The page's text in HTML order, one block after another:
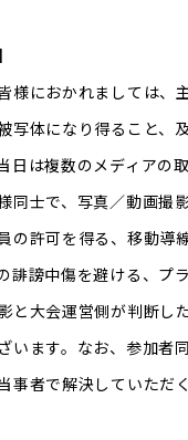
様におかれましては
写体になり得ること、
日は複数のメディアの
同士で、写真／動画
の許可を得る、移動導
誹謗中傷を避ける、プ
と大会運営側が判断し
います。なお、参加者
事者で解決していただ